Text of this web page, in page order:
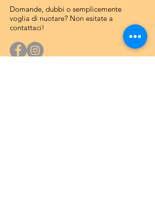
Domande, dubbi o semplicemente
voglia di nuotare? Non esitate a
contattaci!